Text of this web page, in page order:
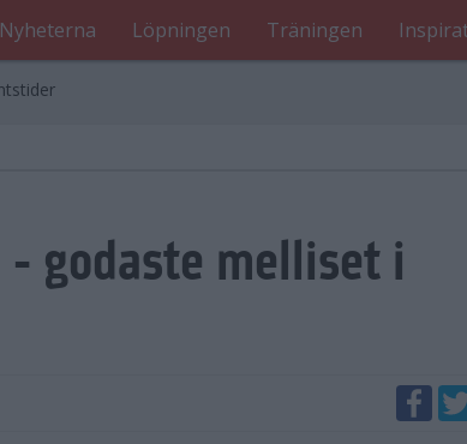
Nyheterna Löpningen Träningen
godaste melliset i